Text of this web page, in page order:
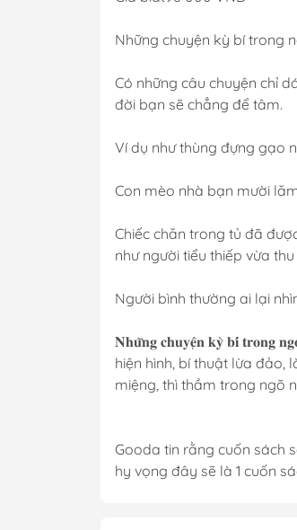
Những chuyện kỳ bí trong
Có những câu chuyện chỉ
đời bạn sẽ chẳng để tâm.
Ví dụ như thùng đựng gạo
Con mèo nhà bạn mười
Chiếc chăn trong tủ đã
như người tiểu thiếp vừa
Người bình thường ai lại
𝐍𝐡𝐮̛̃𝐧𝐠 𝐜𝐡𝐮𝐲𝐞̣̂𝐧 𝐤𝐲̀ 𝐛𝐢́ 𝐭𝐫𝐨𝐧𝐠
hiện hình, bí thuật lừa đảo,
miệng, thì thầm trong ngõ
Gooda tin rằng cuốn sách
hy vọng đây sẽ là 1 cuốn